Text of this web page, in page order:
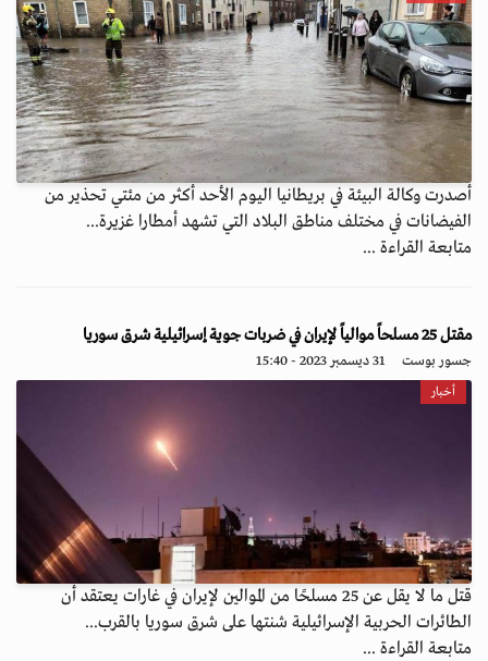
أصدرت وكالة البيئة في بريطانيا اليوم الأحد أكثر من مئتي تحذير من
الفيضانات في مختلف مناطق البلاد التي تشهد أمطارا غزيرة...
متابعة القراءة ...
مقتل 25 مسلحاً موالياً لإيران في ضربات جوية إسرائيلية شرق سوريا
جسور بوست 31 ديسمبر 2023 - 15:40
أخبار
قتل ما لا يقل عن 25 مسلحًا من الموالين لإيران في غارات يعتقد أن
الطائرات الحربية الإسرائيلية شنتها على شرق سوريا بالقرب...
متابعة القراءة ...